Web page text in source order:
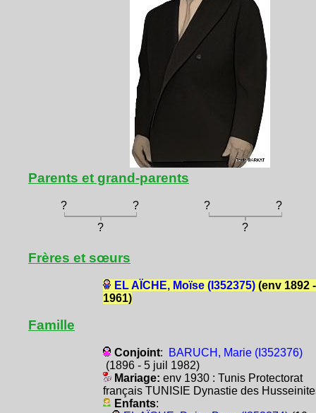
Parents et grand-parents
? ? ?
?
?
?
Frères et sœurs
EL AÏCHE, Moïse (I352375)(env 1892 -
1961)
Famille
Conjoint:
BARUCH, Marie (I352376)
(1896 - 5 juil 1982)
Mariage: env 1930 : Tunis Protectorat
français TUNISIE Dynastie des
Enfants: